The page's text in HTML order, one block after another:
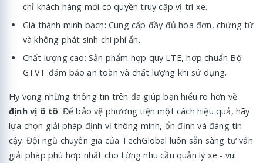
chỉ khách hàng mới có quyền truy cập vị trí xe.
Giá thành minh bạch: Cung cấp đầy đủ hóa đơn, chứng từ
và không phát sinh chi phí ẩn.
Chất lượng cao: Sản phẩm hợp quy LTE, hợp chuẩn Bộ
GTVT đảm bảo an toàn và chất lượng khi sử dụng.
Hy vọng những thông tin trên đã giúp bạn hiểu rõ hơn về
định vị ô tô. Để bảo vệ phương tiện một cách hiệu quả, hãy
lựa chọn giải pháp định vị thông minh, ổn định và đáng tin
cậy. Đội ngũ chuyên gia của TechGlobal luôn sẵn sàng tư vấn
giải pháp phù hợp nhất cho từng nhu cầu quản lý xe - vui